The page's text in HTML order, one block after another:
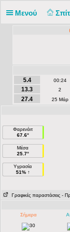
Μενού
5.4
00:24
13.3
2
27.4
25 Μάρ
Φαρενάιτ
67.6°
Μέσα
25.7°
Υγρασία
51% ↑
Γραφικές παραστάσεις -
Σήμερα